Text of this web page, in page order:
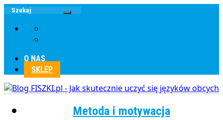
O NAS
SKLEP
Metoda i motywacja